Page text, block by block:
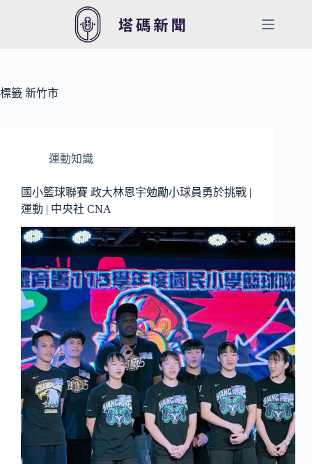
容
標籤 新竹市
運動知識
國小籃球聯賽 政大林恩宇勉勵小球員勇於挑戰 |
運動 | 中央社 CNA